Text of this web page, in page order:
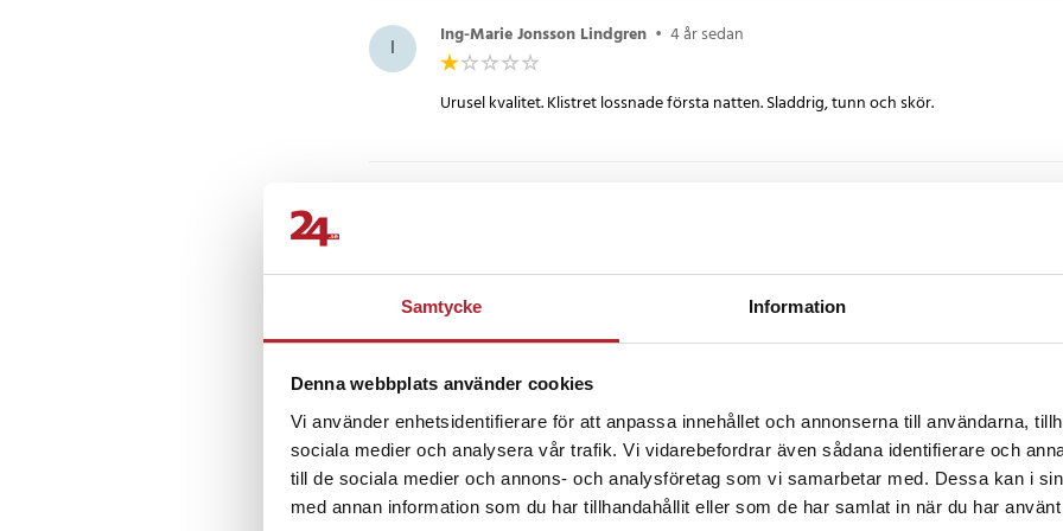
Samtycke Information
Denna webbplats använder cookies
Vi använder enhetsidentifierare för att anpassa innehållet och annonserna till användarna,
sociala medier och analysera vår trafik. Vi vidarebefordrar även sådana identifierare och
till de sociala medier och annons- och analysföretag som vi samarbetar med. Dessa kan i
med annan information som du har tillhandahållit eller som de har samlat in när du har
I Ing-Marie Jonsson Lindgren • 4 år sedan
Urusel kvalitet. Klistret lossnade första natten. Sladdrig, tunn och skör.
bra tejp snabb leverans
M
Kopparbandet är bra mot mördarsniglar. Mycket bra pris!
Visa fler recensioner